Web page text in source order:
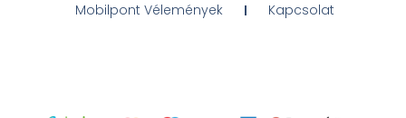
Mobilpont Vélemények
Kapcsolat